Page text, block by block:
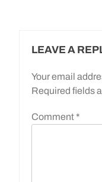
LEAVE A
Your email
Required fields
Comment *